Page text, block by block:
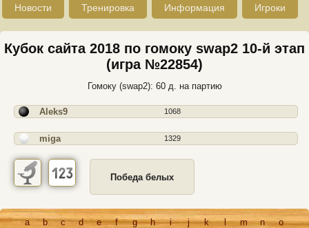
Новости Тренировка Информация Игроки
Кубок сайта 2018 по гомоку swap2 10-й этап
(игра №22854)
Гомоку (swap2): 60 д. на партию
Aleks9 1068
miga 1329
Победа белых
a b c d e f g h i j k l m n
o